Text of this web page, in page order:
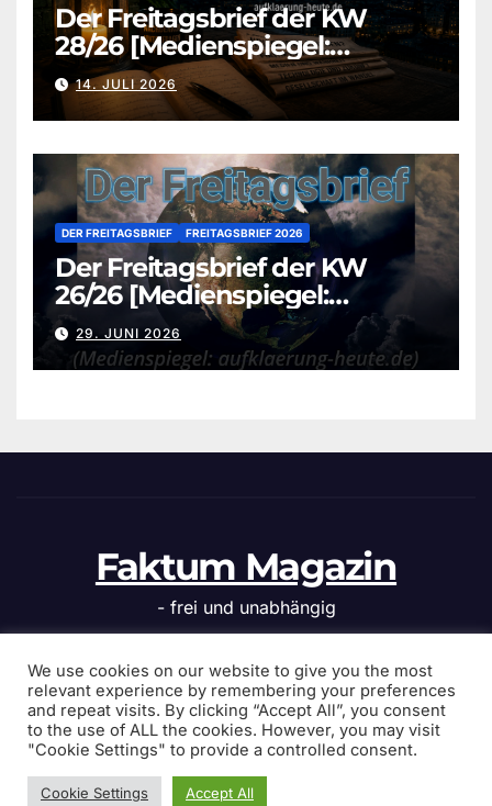
Der Freitagsbrief der KW
28/26 [Medienspiegel:
aufklaerung-heute.de]
14. JULI 2026
DER FREITAGSBRIEF FREITAGSBRIEF 2026
Der Freitagsbrief der KW
26/26 [Medienspiegel:
aufklaerung-heute.de]
29. JUNI 2026
Faktum Magazin
- frei und unabhängig
Stolz präsentiert von WordPress|Theme: News Click von
Themeansar
HomePolitikIslamkritik Kulturzwischendurch
We use cookies on our website to give you the most
relevant experience by remembering your preferences
and repeat visits. By clicking “Accept All”, you consent
to the use of ALL the cookies. However, you may visit
"Cookie Settings" to provide a controlled consent.
Cookie Settings Accept All